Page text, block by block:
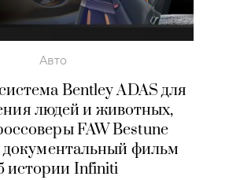
Авто
Bentley ADAS для
людей и животных,
FAW Bestune
документальный фильм
истории Infiniti